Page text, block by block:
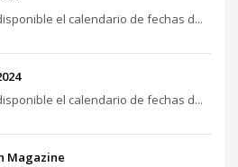
el calendario de fechas d...
el calendario de fechas d...
Magazine